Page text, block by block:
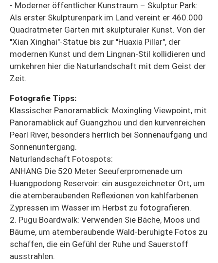
- Moderner öffentlicher Kunstraum – Skulptur Park:
Als erster Skulpturenpark im Land vereint er 460.000
Quadratmeter Gärten mit skulpturaler Kunst. Von der
"Xian Xinghai"-Statue bis zur "Huaxia Pillar", der
modernen Kunst und dem Lingnan-Stil kollidieren und
umkehren hier die Naturlandschaft mit dem Geist der
Zeit.
Fotografie Tipps:
Klassischer Panoramablick: Moxingling Viewpoint, mit
Panoramablick auf Guangzhou und den kurvenreichen
Pearl River, besonders herrlich bei Sonnenaufgang und
Sonnenuntergang.
Naturlandschaft Fotospots:
ANHANG Die 520 Meter Seeuferpromenade um
Huangpodong Reservoir: ein ausgezeichneter Ort, um
die atemberaubenden Reflexionen von kahlfarbenen
Zypressen im Wasser im Herbst zu fotografieren.
2. Pugu Boardwalk: Verwenden Sie Bäche, Moos und
Bäume, um atemberaubende Wald-beruhigte Fotos zu
schaffen, die ein Gefühl der Ruhe und Sauerstoff
ausstrahlen.